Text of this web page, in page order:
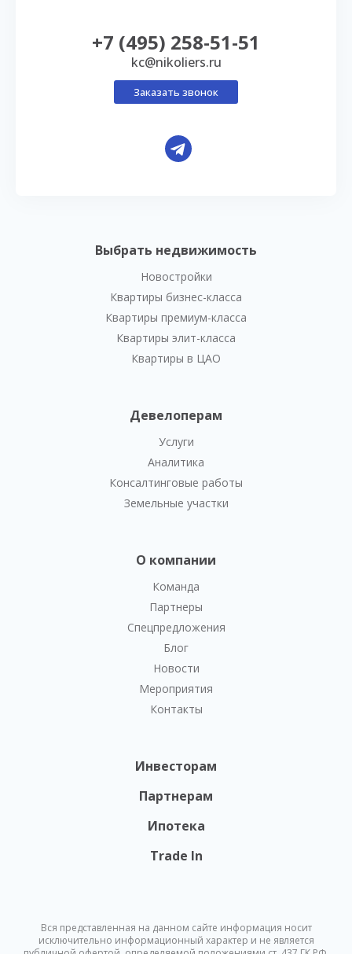
Выбрать недвижимость
Новостройки
Квартиры бизнес-класса
Квартиры премиум-класса
Квартиры элит-класса
Квартиры в ЦАО
Девелоперам
Услуги
Аналитика
Консалтинговые работы
Земельные участки
О компании
Команда
Партнеры
Спецпредложения
Блог
Новости
Мероприятия
Контакты
Инвесторам
Партнерам
Ипотека
Trade In
+7 (495) 258-51-51
kc@nikoliers.ru
Заказать звонок
Вся представленная на данном сайте информация носит
исключительно информационный характер и не является